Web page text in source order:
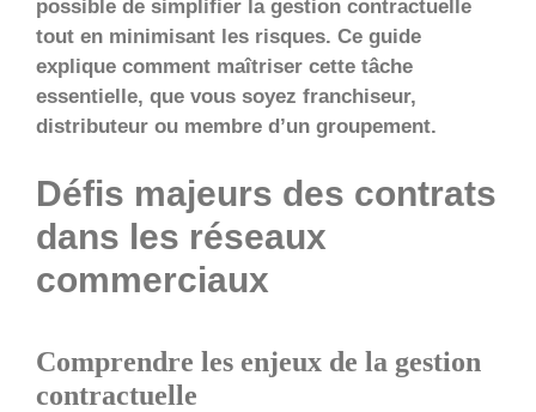
possible de simplifier la gestion contractuelle
tout en minimisant les risques. Ce guide
explique comment maîtriser cette tâche
essentielle, que vous soyez franchiseur,
distributeur ou membre d’un groupement.
Défis majeurs des contrats
dans les réseaux
commerciaux
Comprendre les enjeux de la gestion
contractuelle